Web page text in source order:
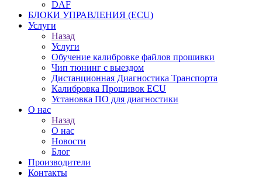
DAF
БЛОКИ УПРАВЛЕНИЯ (ECU)
Услуги
Назад
Услуги
Обучение калибровке файлов прошивки
Чип тюнинг с выездом
Дистанционная Диагностика Транспорта
Калибровка Прошивок ECU
Установка ПО для диагностики
О нас
Назад
О нас
Новости
Блог
Производители
Контакты